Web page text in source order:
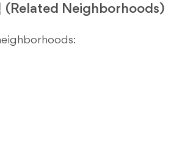
(Related Neighborhoods)